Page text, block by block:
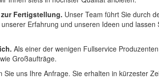
Fertigstellung. Unser Team führt Sie durch
Erfahrung und unseren Ideen und lassen
Als einer der wenigen Fullservice
Großaufträge.
uns Ihre Anfrage. Sie erhalten in kürzester